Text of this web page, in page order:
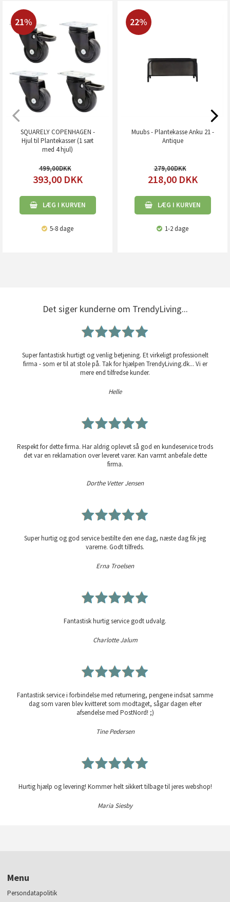
21%
SQUARELY COPENHAGEN -
Hjul til Plantekasser (1 sæt
med 4 hjul)
499,00
393,00 DKK
LÆG I KURVEN
5-8 dage
22%
Muubs - Plantekasse Anku 21 -
Antique
279,00
218,00 DKK
LÆG I KURVEN
1-2 dage
Det siger kunderne om TrendyLiving...
Super fantastisk hurtigt og venlig betjening. Et virkeligt professionelt
firma - som er til at stole på. Tak for hjælpen TrendyLiving.dk... Vi er
mere end tilfredse kunder.
Helle
Respekt for dette firma. Har aldrig oplevet så god en kundeservice trods
det var en reklamation over leveret varer. Kan varmt anbefale dette
firma.
Dorthe Vetter Jensen
Super hurtig og god service bestilte den ene dag, næste dag fik jeg
varerne. Godt tilfreds.
Erna Troelsen
Fantastisk hurtig service godt udvalg.
Charlotte Jalum
Fantastisk service i forbindelse med returnering, pengene indsat samme
dag som varen blev kvitteret som modtaget, sågar dagen efter
afsendelse med PostNord! ;)
Tine Pedersen
Hurtig hjælp og levering! Kommer helt sikkert tilbage til jeres webshop!
Maria Siesby
Menu
Persondatapolitik